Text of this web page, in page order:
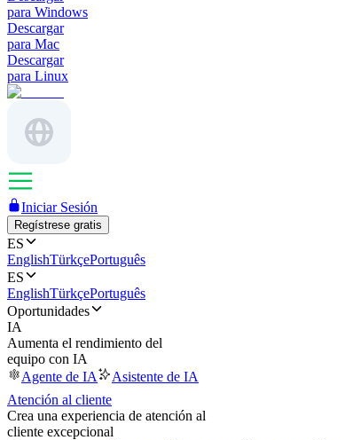
para Windows
Descargar
para Mac
Descargar
para Linux
Iniciar Sesión
Regístrese gratis
ES
EnglishTürkçePortuguês
ES
EnglishTürkçePortuguês
Oportunidades
IA
Aumenta el rendimiento del
equipo con IA
Agente de IA
Asistente de IA
Atención al cliente
Crea una experiencia de atención al
cliente excepcional